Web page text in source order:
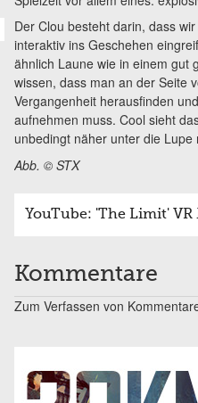
Der Clou besteht darin, dass
interaktiv ins Geschehen
ähnlich Laune wie in einem gut
wissen, dass man an der Seite
Vergangenheit herausfinden
aufnehmen muss. Cool sieht
unbedingt näher unter die
Abb. © STX
YouTube: 'The Limit'
Kommentare
Zum Verfassen von